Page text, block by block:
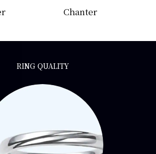
Chanter
RING QUALITY